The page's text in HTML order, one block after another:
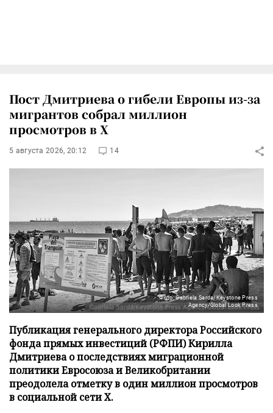
Пост Дмитриева о гибели Европы из-за
мигрантов собрал миллион
просмотров в X
5 августа 2026, 20:12 14
Фото: Gabriela Sarda/Keystone Press
Agency/Global Look Press
Публикация генерального директора Российского
фонда прямых инвестиций (РФПИ) Кирилла
Дмитриева о последствиях миграционной
политики Евросоюза и Великобритании
преодолела отметку в один миллион просмотров
в социальной сети X.